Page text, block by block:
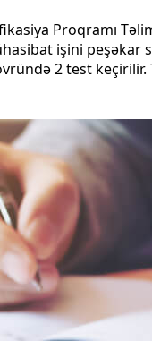
Proqramı
işini
2 test